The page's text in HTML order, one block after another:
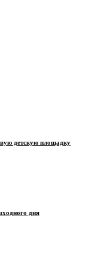
детскую площадку
дня